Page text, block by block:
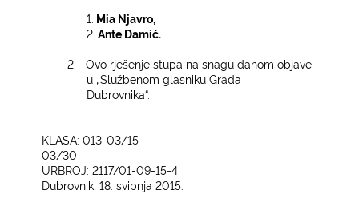
1. Mia Njavro,
2. Ante Damić.
2.
Ovo rješenje stupa na snagu danom objave
u „Službenom glasniku Grada
Dubrovnika“.
KLASA: 013-03/15-
03/30
URBROJ: 2117/01-09-15-4
Dubrovnik, 18. svibnja 2015.